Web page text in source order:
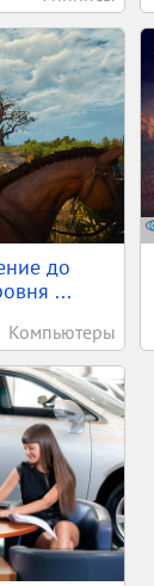
до
...
Компьютеры